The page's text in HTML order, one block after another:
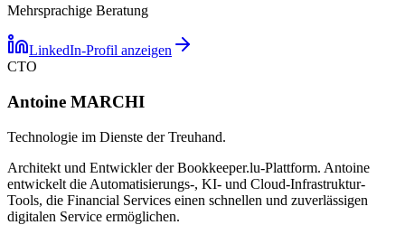
Mehrsprachige Beratung
LinkedIn-Profil anzeigen
CTO
Antoine MARCHI
Technologie im Dienste der Treuhand.
Architekt und Entwickler der Bookkeeper.lu-Plattform. Antoine
entwickelt die Automatisierungs-, KI- und Cloud-Infrastruktur-
Tools, die Financial Services einen schnellen und zuverlässigen
digitalen Service ermöglichen.